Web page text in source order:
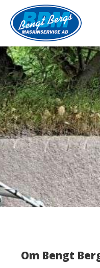
Om Bengt